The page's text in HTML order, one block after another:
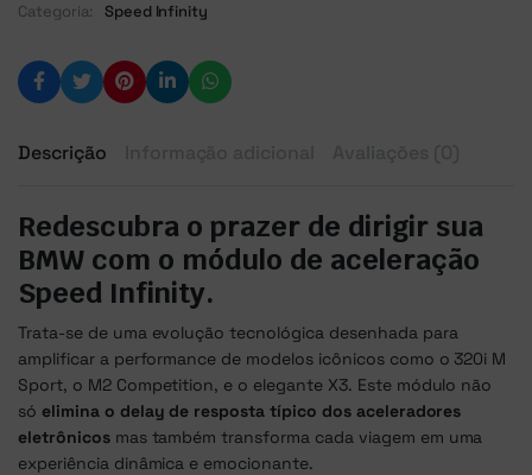
Categoria: Speed Infinity
Descrição
Redescubra o prazer de dirigir sua
BMW com o módulo de aceleração
Speed Infinity.
Trata-se de uma evolução tecnológica desenhada para
amplificar a performance de modelos icônicos como o 320i M
Sport, o M2 Competition, e o elegante X3. Este módulo não
só elimina o delay de resposta típico dos aceleradores
eletrônicosmas também transforma cada viagem em uma
experiência dinâmica e emocionante.